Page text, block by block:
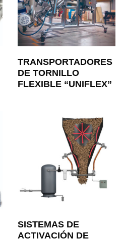
TRANSPORTADORES
DE TORNILLO
FLEXIBLE “UNIFLEX”
SISTEMAS DE
ACTIVACIÓN DE